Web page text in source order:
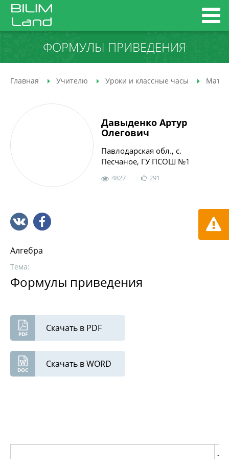
ФОРМУЛЫ ПРИВЕДЕНИЯ
Главная Учителю Уроки и классные часы
Давыденко Артур
Олегович
Павлодарская обл., с.
Песчаное, ГУ ПСОШ №1
4827 291
Алгебра
Тема:
Формулы приведения
Скачать в PDF
Скачать в WORD
-